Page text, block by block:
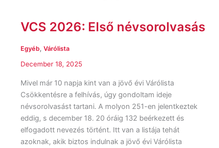
VCS 2026: Első névsorolvasás
Egyéb, Várólista
December 18, 2025
Mivel már 10 napja kint van a jövő évi Várólista
Csökkentésre a felhívás, úgy gondoltam ideje
névsorolvasást tartani. A molyon 251-en jelentkeztek
eddig, s december 18. 20 óráig 132 beérkezett és
elfogadott nevezés történt. Itt van a listája tehát
azoknak, akik biztos indulnak a jövő évi Várólista